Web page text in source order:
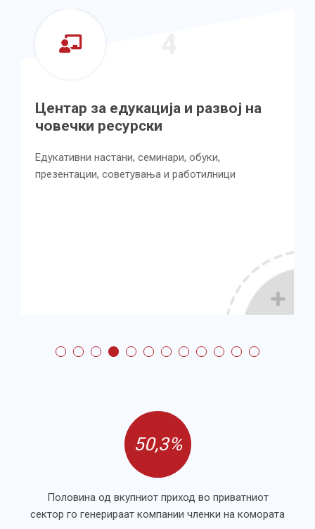
Центар за едукација и развој на
човечки ресурски
Едукативни настани, семинари, обуки,
презентации, советувања и работилници
50,3%
Половина од вкупниот приход во приватниот
сектор го генерираат компании членки на комората